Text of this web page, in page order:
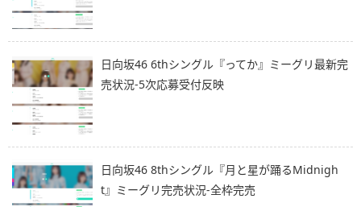
日向坂46 6thシングル『ってか』ミーグリ最新完
売状況-5次応募受付反映
日向坂46 8thシングル『月と星が踊るMidnigh
t』ミーグリ完売状況-全枠完売